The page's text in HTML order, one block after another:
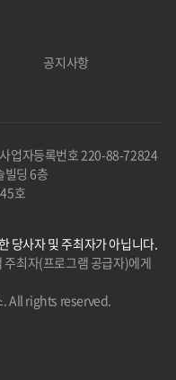
공지사항
업자등록번호 220-88-72824
빌딩 6층
호
당사자 및 주최자가 아닙니다.
주최자(프로그램 공급자)에게
All rights reserved.